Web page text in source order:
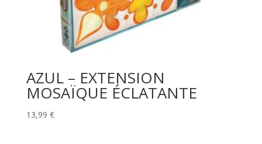
AZUL – EXTENSION
MOSAÏQUE ÉCLATANTE
13,99 €